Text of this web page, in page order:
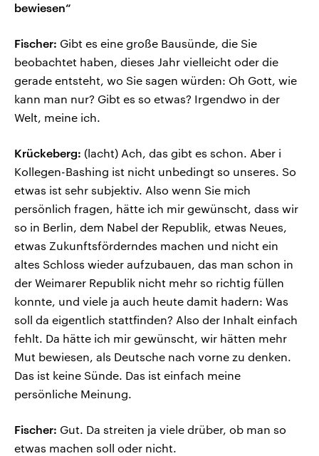
bewiesen“
Fischer: Gibt es eine große Bausünde, die Sie
beobachtet haben, dieses Jahr vielleicht oder die
gerade entsteht, wo Sie sagen würden: Oh Gott, wie
kann man nur? Gibt es so etwas? Irgendwo in der
Welt, meine ich.
Krückeberg: (lacht) Ach, das gibt es schon. Aber i
Kollegen-Bashing ist nicht unbedingt so unseres. So
etwas ist sehr subjektiv. Also wenn Sie mich
persönlich fragen, hätte ich mir gewünscht, dass wir
so in Berlin, dem Nabel der Republik, etwas Neues,
etwas Zukunftsförderndes machen und nicht ein
altes Schloss wieder aufzubauen, das man schon in
der Weimarer Republik nicht mehr so richtig füllen
konnte, und viele ja auch heute damit hadern: Was
soll da eigentlich stattfinden? Also der Inhalt einfach
fehlt. Da hätte ich mir gewünscht, wir hätten mehr
Mut bewiesen, als Deutsche nach vorne zu denken.
Das ist keine Sünde. Das ist einfach meine
persönliche Meinung.
Fischer: Gut. Da streiten ja viele drüber, ob man so
etwas machen soll oder nicht.